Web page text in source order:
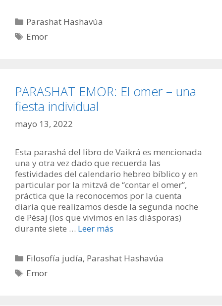
Categorías
Parashat Hashavúa
Etiquetas
Emor
PARASHAT EMOR: El omer – una
fiesta individual
mayo 13, 2022
Esta parashá del libro de Vaikrá es mencionada
una y otra vez dado que recuerda las
festividades del calendario hebreo bíblico y en
particular por la mitzvá de “contar el omer”,
práctica que la reconocemos por la cuenta
diaria que realizamos desde la segunda noche
de Pésaj (los que vivimos en las diásporas)
durante siete … Leer más
Categorías
Filosofía judía, Parashat Hashavúa
Etiquetas
Emor